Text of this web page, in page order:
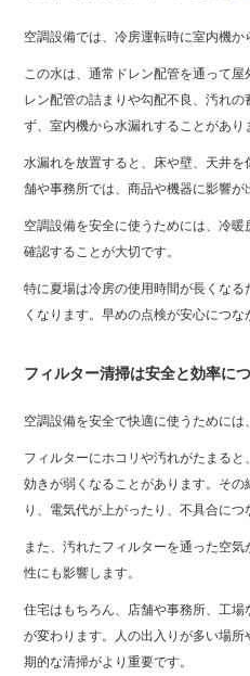
空調設備では、冷房運転時に室内機か
この水は、通常ドレン配管を通って
レン配管の詰まりや勾配不良、汚れ
ず、室内機から水漏れすることがあり
水漏れを放置すると、床や壁、天井
舗や事務所では、商品や機器に影響が
空調設備を安全に使うためには、冷
確認することが大切です。
特に夏場は冷房の使用時間が長くな
くなります。早めの点検が安心につな
フィルター清掃は安全と効率に
空調設備を安全で快適に使うためには
フィルターにホコリや汚れがたまる
効きが弱くなることがあります。そ
り、電気代が上がったり、不具合につ
また、汚れたフィルターを通った空
性にも影響します。
住宅はもちろん、店舗や事務所、工
が変わります。人の出入りが多い場
期的な清掃がより重要です。